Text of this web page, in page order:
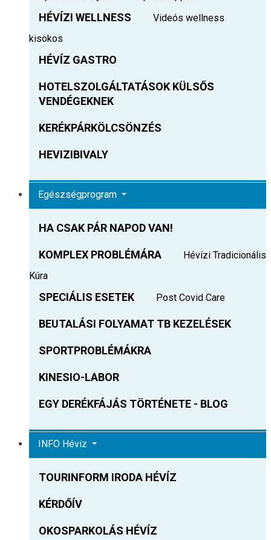
HÉVÍZI WELLNESS
Videós wellness
kisokos
HÉVÍZ GASTRO
HOTELSZOLGÁLTATÁSOK KÜLSŐS
VENDÉGEKNEK
KERÉKPÁRKÖLCSÖNZÉS
HEVIZIBIVALY
Egészségprogram
HA CSAK PÁR NAPOD VAN!
KOMPLEX PROBLÉMÁRA
Hévízi Tradicionális
Kúra
SPECIÁLIS ESETEK Post Covid Care
BEUTALÁSI FOLYAMAT TB KEZELÉSEK
SPORTPROBLÉMÁKRA
KINESIO-LABOR
EGY DERÉKFÁJÁS TÖRTÉNETE - BLOG
INFO Hévíz
TOURINFORM IRODA HÉVÍZ
KÉRDŐÍV
OKOSPARKOLÁS HÉVÍZ